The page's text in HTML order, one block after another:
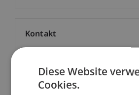
Dozierende:
Kontakt
Diese Website
Cookies.